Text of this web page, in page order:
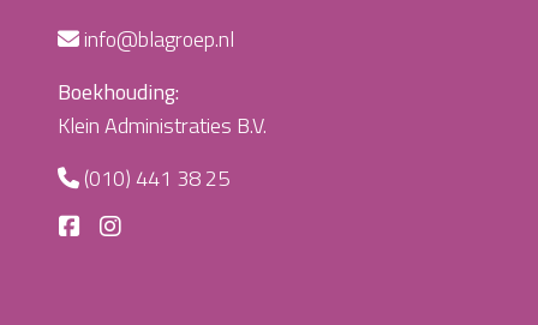
info@blagroep.nl
Boekhouding:
Klein Administraties B.V.
(010) 441 38 25